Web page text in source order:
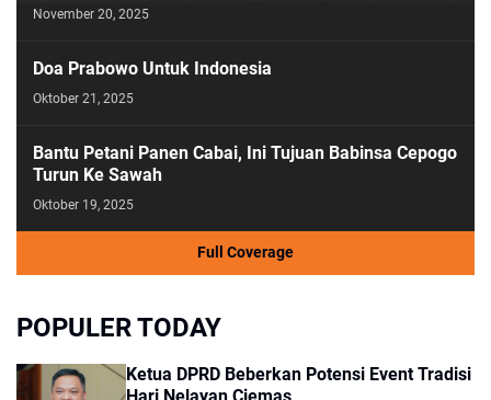
November 20, 2025
Doa Prabowo Untuk Indonesia
Oktober 21, 2025
Bantu Petani Panen Cabai, Ini Tujuan Babinsa Cepogo
Turun Ke Sawah
Oktober 19, 2025
Full Coverage
POPULER TODAY
Ketua DPRD Beberkan Potensi Event Tradisi
Hari Nelayan Ciemas